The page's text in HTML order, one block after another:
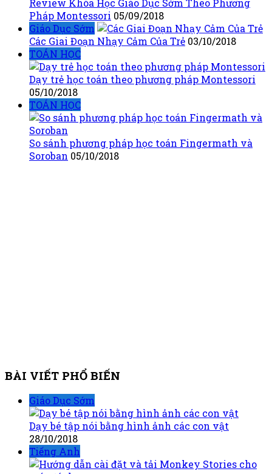
Review Khóa Học Giáo Dục Sớm Theo Phương
Pháp Montessori 05/09/2018
Giáo Dục Sớm
Các Giai Đoạn Nhạy Cảm Của Trẻ 03/10/2018
TOÁN HỌC
Dạy trẻ học toán theo phương pháp Montessori
05/10/2018
TOÁN HỌC
So sánh phương pháp học toán Fingermath và
Soroban 05/10/2018
BÀI VIẾT PHỔ BIẾN
Giáo Dục Sớm
Dạy bé tập nói bằng hình ảnh các con vật
28/10/2018
Tiếng Anh